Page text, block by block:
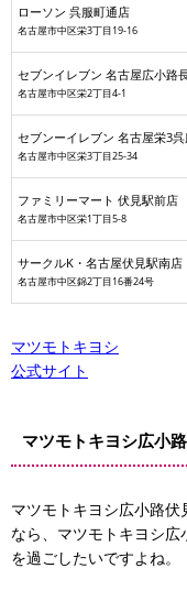
ローソン 呉服町通店
名古屋市中区栄3丁目19-16
セブンイレブン 名古屋広小路
名古屋市中区栄2丁目4-1
セブンーイレブン 名古屋栄3
名古屋市中区栄3丁目25-34
ファミリーマート 伏見駅前店
名古屋市中区栄1丁目5-8
サークルK・名古屋伏見駅南店
名古屋市中区錦2丁目16番24号
マツモトキヨシ
公式サイト
マツモトキヨシ広小
マツモトキヨシ広小路
なら、マツモトキヨシ
を過ごしたいですよね。